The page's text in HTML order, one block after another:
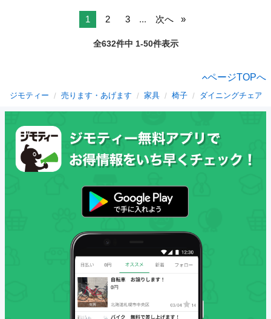
1 2 3 ... 次へ
全632件中 1-50件表示
ページTOPへ
ジモティー 売ります・あげます 家具 椅子 ダイニングチェア